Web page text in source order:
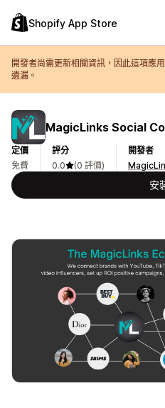
Shopify App Store
開發者尚需更新相關資訊，因此這項應
遺漏。
MagicLinks Social
定價
免費
評分
0.0
(0 評價)
開發者
安